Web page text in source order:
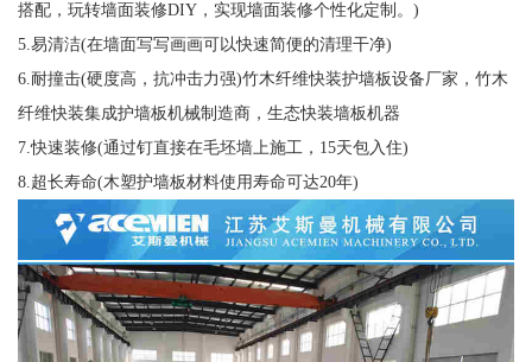
搭配，玩转墙面装修DIY，实现墙面装修个性化定制。)
5.易清洁(在墙面写写画画可以快速简便的清理干净)
6.耐撞击(硬度高，抗冲击力强)竹木纤维快装护墙板设备厂家，竹木
纤维快装集成护墙板机械制造商，生态快装墙板机器
7.快速装修(通过钉直接在毛坯墙上施工，15天包入住)
8.超长寿命(木塑护墙板材料使用寿命可达20年)